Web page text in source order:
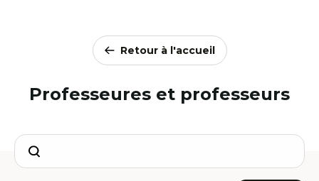
Retour à l'accueil
Professeures et professeurs
Search